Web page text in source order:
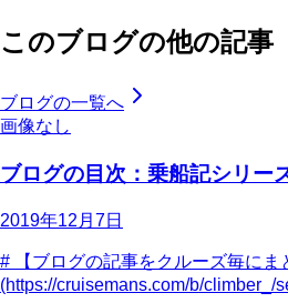
このブログの他の記事
ブログの一覧へ
画像なし
ブログの目次：乗船記シリー
2019年12月7日
# 【ブログの記事をクルーズ毎に
(https://cruisemans.com/b/